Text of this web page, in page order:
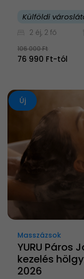
Külföldi
2 éj, 2 fő
106 000 Ft
76 990 Ft-tól
Új
Masszázsok
YURU Páros
kezelés
2026